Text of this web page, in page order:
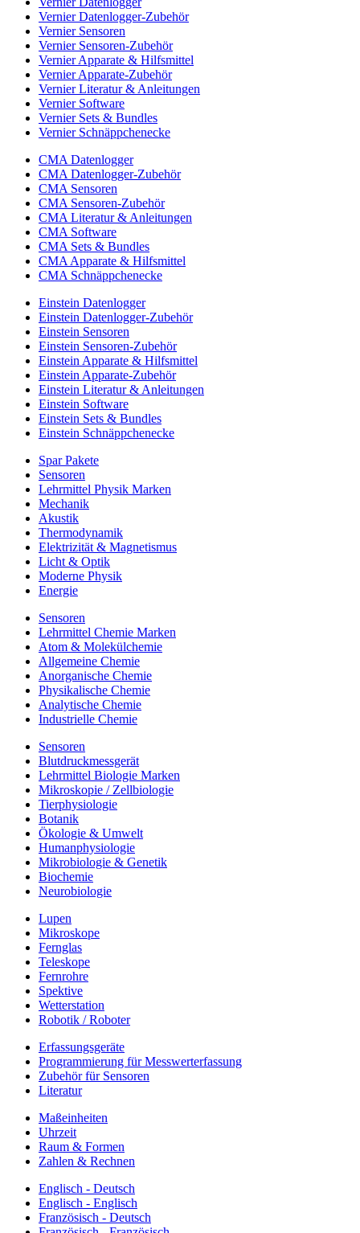
Vernier Datenlogger-Zubehör
Vernier Sensoren
Vernier Sensoren-Zubehör
Vernier Apparate & Hilfsmittel
Vernier Apparate-Zubehör
Vernier Literatur & Anleitungen
Vernier Software
Vernier Sets & Bundles
Vernier Schnäppchenecke
CMA Datenlogger
CMA Datenlogger-Zubehör
CMA Sensoren
CMA Sensoren-Zubehör
CMA Literatur & Anleitungen
CMA Software
CMA Sets & Bundles
CMA Apparate & Hilfsmittel
CMA Schnäppchenecke
Einstein Datenlogger
Einstein Datenlogger-Zubehör
Einstein Sensoren
Einstein Sensoren-Zubehör
Einstein Apparate & Hilfsmittel
Einstein Apparate-Zubehör
Einstein Literatur & Anleitungen
Einstein Software
Einstein Sets & Bundles
Einstein Schnäppchenecke
Spar Pakete
Sensoren
Lehrmittel Physik Marken
Mechanik
Akustik
Thermodynamik
Elektrizität & Magnetismus
Licht & Optik
Moderne Physik
Energie
Sensoren
Lehrmittel Chemie Marken
Atom & Molekülchemie
Allgemeine Chemie
Anorganische Chemie
Physikalische Chemie
Analytische Chemie
Industrielle Chemie
Sensoren
Blutdruckmessgerät
Lehrmittel Biologie Marken
Mikroskopie / Zellbiologie
Tierphysiologie
Botanik
Ökologie & Umwelt
Humanphysiologie
Mikrobiologie & Genetik
Biochemie
Neurobiologie
Lupen
Mikroskope
Fernglas
Teleskope
Fernrohre
Spektive
Wetterstation
Robotik / Roboter
Erfassungsgeräte
Programmierung für Messwerterfassung
Zubehör für Sensoren
Literatur
Maßeinheiten
Uhrzeit
Raum & Formen
Zahlen & Rechnen
Englisch - Deutsch
Englisch - Englisch
Französisch - Deutsch